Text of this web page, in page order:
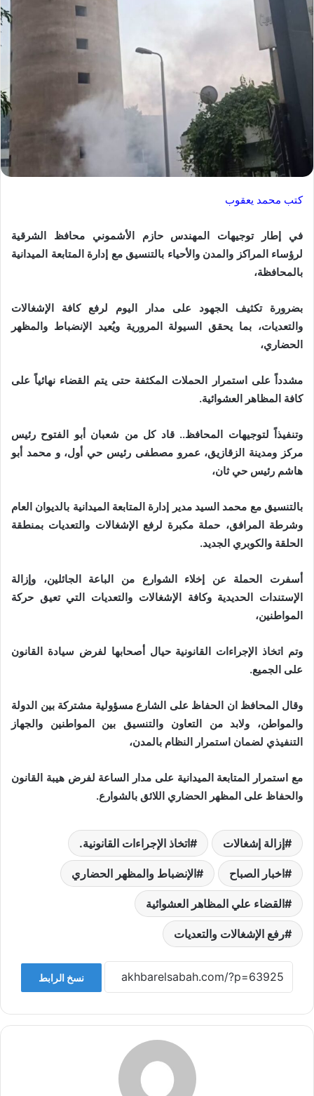
كتب محمد يعقوب
في إطار توجيهات المهندس حازم الأشموني محافظ الشرقية
لرؤساء المراكز والمدن والأحياء بالتنسيق مع إدارة المتابعة الميدانية
بالمحافظة،
بضرورة تكثيف الجهود على مدار اليوم لرفع كافة الإشغالات
والتعديات، بما يحقق السيولة المرورية ويُعيد الإنضباط والمظهر
الحضاري،
مشدداً على استمرار الحملات المكثفة حتى يتم القضاء نهائياً على
كافة المظاهر العشوائية.
وتنفيذاً لتوجيهات المحافظ.. قاد كل من شعبان أبو الفتوح رئيس
مركز ومدينة الزقازيق، عمرو مصطفى رئيس حي أول، و محمد أبو
هاشم رئيس حي ثان،
بالتنسيق مع محمد السيد مدير إدارة المتابعة الميدانية بالديوان العام
وشرطة المرافق، حملة مكبرة لرفع الإشغالات والتعديات بمنطقة
الحلقة والكوبري الجديد.
أسفرت الحملة عن إخلاء الشوارع من الباعة الجائلين، وإزالة
الإستندات الحديدية وكافة الإشغالات والتعديات التي تعيق حركة
المواطنين،
وتم اتخاذ الإجراءات القانونية حيال أصحابها لفرض سيادة القانون
على الجميع.
وقال المحافظ ان الحفاظ على الشارع مسؤولية مشتركة بين الدولة
والمواطن، ولابد من التعاون والتنسيق بين المواطنين والجهاز
التنفيذي لضمان استمرار النظام بالمدن،
مع استمرار المتابعة الميدانية على مدار الساعة لفرض هيبة القانون
والحفاظ على المظهر الحضاري اللائق بالشوارع.
إزالة إشغالات اتخاذ الإجراءات القانونية.
اخبار الصباح الإنضباط والمظهر الحضاري
القضاء علي المظاهر العشوائية
رفع الإشغالات والتعديات
نسخ الرابط